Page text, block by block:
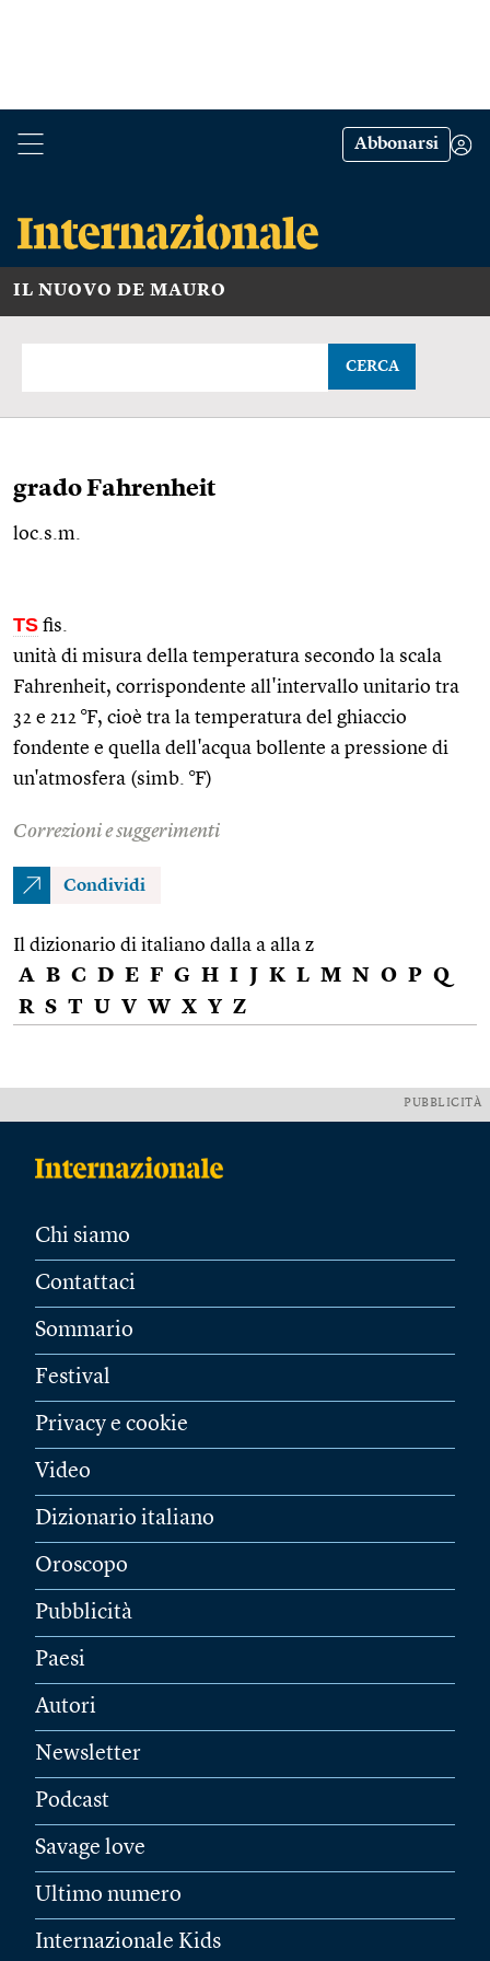
Abbonarsi
IL NUOVO DE MAURO
CERCA
grado Fahrenheit
loc.s.m.
TS fis.
unità di misura della temperatura secondo la scala
Fahrenheit, corrispondente all'intervallo unitario tra
32 e 212 °F, cioè tra la temperatura del ghiaccio
fondente e quella dell'acqua bollente a pressione di
un'atmosfera (simb. °F)
Correzioni e suggerimenti
Condividi
Il dizionario di italiano dalla a alla z
A B C D E F G H I J K L M N O P Q
R S T U V W X Y Z
PUBBLICITÀ
Chi siamo
Contattaci
Sommario
Festival
Privacy e cookie
Video
Dizionario italiano
Oroscopo
Pubblicità
Paesi
Autori
Newsletter
Podcast
Savage love
Ultimo numero
Internazionale Kids